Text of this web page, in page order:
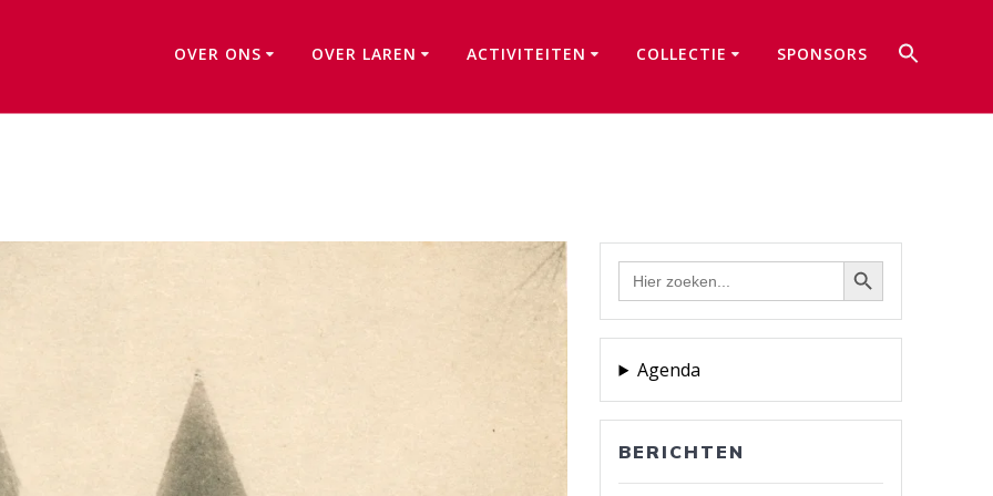
OVER ONS OVER LAREN ACTIVITEITEN COLLECTIE SPONSORS
Zoek
naar:
Zoekknop
Agenda
BERICHTEN